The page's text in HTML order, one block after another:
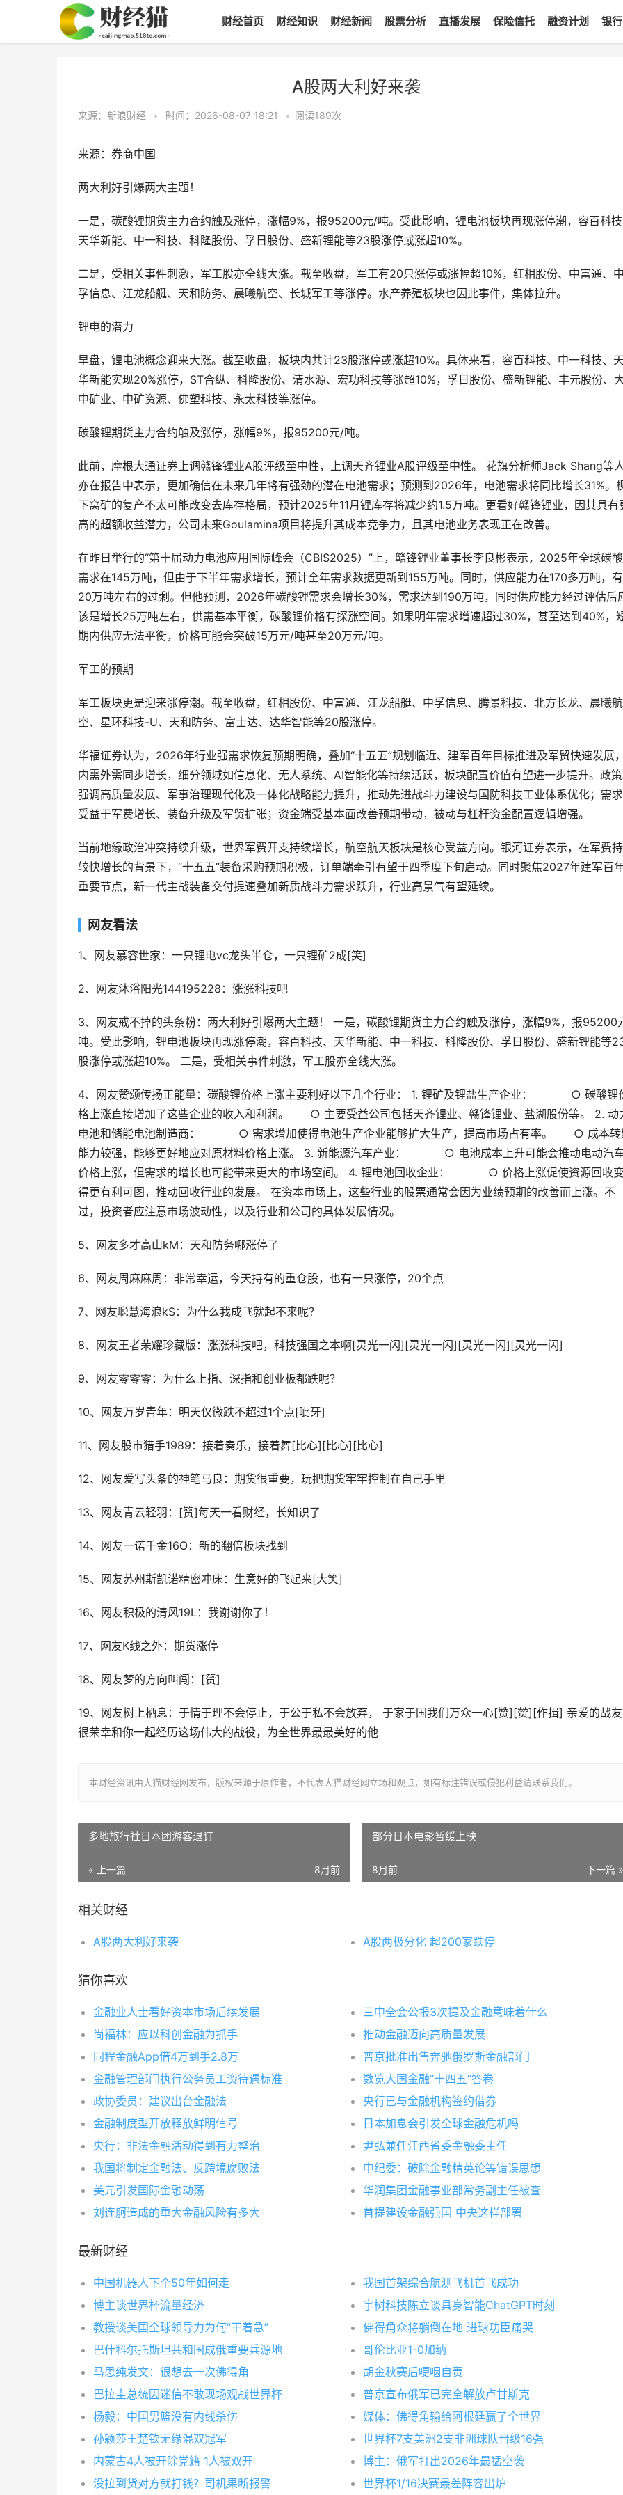
财经首页 财经知识 财经新闻 股票分析 直播发展 保险信托 融资计划 银
A股两大利好来袭
来源：新浪财经 • 时间：2026-08-07 18:21 • 阅读189次
来源：券商中国
两大利好引爆两大主题！
一是，碳酸锂期货主力合约触及涨停，涨幅9%，报95200元/吨。受此影响，锂电池板块再现涨停潮，容百科
天华新能、中一科技、科隆股份、孚日股份、盛新锂能等23股涨停或涨超10%。
二是，受相关事件刺激，军工股亦全线大涨。截至收盘，军工有20只涨停或涨幅超10%，红相股份、中富通、
孚信息、江龙船艇、天和防务、晨曦航空、长城军工等涨停。水产养殖板块也因此事件，集体拉升。
锂电的潜力
早盘，锂电池概念迎来大涨。截至收盘，板块内共计23股涨停或涨超10%。具体来看，容百科技、中一科技、
华新能实现20%涨停，ST合纵、科隆股份、清水源、宏功科技等涨超10%，孚日股份、盛新锂能、丰元股份、
中矿业、中矿资源、佛塑科技、永太科技等涨停。
碳酸锂期货主力合约触及涨停，涨幅9%，报95200元/吨。
此前，摩根大通证券上调赣锋锂业A股评级至中性，上调天齐锂业A股评级至中性。 花旗分析师Jack Shang等
亦在报告中表示，更加确信在未来几年将有强劲的潜在电池需求；预测到2026年，电池需求将同比增长31%。
下窝矿的复产不太可能改变去库存格局，预计2025年11月锂库存将减少约1.5万吨。更看好赣锋锂业，因其具有
高的超额收益潜力，公司未来Goulamina项目将提升其成本竞争力，且其电池业务表现正在改善。
在昨日举行的“第十届动力电池应用国际峰会（CBIS2025）”上，赣锋锂业董事长李良彬表示，2025年全球碳
需求在145万吨，但由于下半年需求增长，预计全年需求数据更新到155万吨。同时，供应能力在170多万吨，有
20万吨左右的过剩。但他预测，2026年碳酸锂需求会增长30%，需求达到190万吨，同时供应能力经过评估后
该是增长25万吨左右，供需基本平衡，碳酸锂价格有探涨空间。如果明年需求增速超过30%，甚至达到40%，
期内供应无法平衡，价格可能会突破15万元/吨甚至20万元/吨。
军工的预期
军工板块更是迎来涨停潮。截至收盘，红相股份、中富通、江龙船艇、中孚信息、腾景科技、北方长龙、晨曦航
空、星环科技-U、天和防务、富士达、达华智能等20股涨停。
华福证券认为，2026年行业强需求恢复预期明确，叠加“十五五”规划临近、建军百年目标推进及军贸快速发展
内需外需同步增长，细分领域如信息化、无人系统、AI智能化等持续活跃，板块配置价值有望进一步提升。政
强调高质量发展、军事治理现代化及一体化战略能力提升，推动先进战斗力建设与国防科技工业体系优化；需
受益于军费增长、装备升级及军贸扩张；资金端受基本面改善预期带动，被动与杠杆资金配置逻辑增强。
当前地缘政治冲突持续升级，世界军费开支持续增长，航空航天板块是核心受益方向。银河证券表示，在军费
较快增长的背景下，“十五五”装备采购预期积极，订单端牵引有望于四季度下旬启动。同时聚焦2027年建军百
重要节点，新一代主战装备交付提速叠加新质战斗力需求跃升，行业高景气有望延续。
网友看法
1、网友慕容世家：一只锂电vc龙头半仓，一只锂矿2成[笑]
2、网友沐浴阳光144195228：涨涨科技吧
3、网友戒不掉的头条粉：两大利好引爆两大主题！ 一是，碳酸锂期货主力合约触及涨停，涨幅9%，报95200
吨。受此影响，锂电池板块再现涨停潮，容百科技、天华新能、中一科技、科隆股份、孚日股份、盛新锂能等
股涨停或涨超10%。 二是，受相关事件刺激，军工股亦全线大涨。
4、网友赞颂传扬正能量：碳酸锂价格上涨主要利好以下几个行业： 1. 锂矿及锂盐生产企业： ○ 碳酸锂
格上涨直接增加了这些企业的收入和利润。 ○ 主要受益公司包括天齐锂业、赣锋锂业、盐湖股份等。 2. 动
电池和储能电池制造商： ○ 需求增加使得电池生产企业能够扩大生产，提高市场占有率。 ○ 成本转
能力较强，能够更好地应对原材料价格上涨。 3. 新能源汽车产业： ○ 电池成本上升可能会推动电动汽
价格上涨，但需求的增长也可能带来更大的市场空间。 4. 锂电池回收企业： ○ 价格上涨促使资源回收
得更有利可图，推动回收行业的发展。 在资本市场上，这些行业的股票通常会因为业绩预期的改善而上涨。不
过，投资者应注意市场波动性，以及行业和公司的具体发展情况。
5、网友多才高山kM：天和防务哪涨停了
6、网友周麻麻周：非常幸运，今天持有的重仓股，也有一只涨停，20个点
7、网友聪慧海浪kS：为什么我成飞就起不来呢？
8、网友王者荣耀珍藏版：涨涨科技吧，科技强国之本啊[灵光一闪][灵光一闪][灵光一闪][灵光一闪]
9、网友零零零：为什么上指、深指和创业板都跌呢？
10、网友万岁青年：明天仅微跌不超过1个点[呲牙]
11、网友股市猎手1989：接着奏乐，接着舞[比心][比心][比心]
12、网友爱写头条的神笔马良：期货很重要，玩把期货牢牢控制在自己手里
13、网友青云轻羽：[赞]每天一看财经，长知识了
14、网友一诺千金16O：新的翻倍板块找到
15、网友苏州斯凯诺精密冲床：生意好的飞起来[大笑]
16、网友积极的清风19L：我谢谢你了！
17、网友K线之外：期货涨停
18、网友梦的方向叫闯：[赞]
19、网友树上栖息：于情于理不会停止，于公于私不会放弃， 于家于国我们万众一心[赞][赞][作揖] 亲爱的战
很荣幸和你一起经历这场伟大的战役，为全世界最最美好的他
本财经资讯由大猫财经网发布，版权来源于原作者，不代表大猫财经网立场和观点，如有标注错误或侵犯利益请联系我们。
多地旅行社日本团游客退订
« 上一篇 8月前
部分日本电影暂缓上映
下一篇 »
8月前
相关财经
A股两大利好来袭 A股两极分化 超200家跌停
猜你喜欢
金融业人士看好资本市场后续发展
三中全会公报3次提及金融意味着什么
尚福林：应以科创金融为抓手
推动金融迈向高质量发展
同程金融App借4万到手2.8万
普京批准出售奔驰俄罗斯金融部门
金融管理部门执行公务员工资待遇标准
数览大国金融“十四五”答卷
政协委员：建议出台金融法
央行已与金融机构签约借券
金融制度型开放释放鲜明信号
日本加息会引发全球金融危机吗
央行：非法金融活动得到有力整治
尹弘兼任江西省委金融委主任
我国将制定金融法、反跨境腐败法
中纪委：破除金融精英论等错误思想
美元引发国际金融动荡
华润集团金融事业部常务副主任被查
刘连舸造成的重大金融风险有多大
首提建设金融强国 中央这样部署
最新财经
中国机器人下个50年如何走
我国首架综合航测飞机首飞成功
博主谈世界杯流量经济
宇树科技陈立谈具身智能ChatGPT时刻
教授谈美国全球领导力为何“干着急”
佛得角众将躺倒在地 进球功臣痛哭
巴什科尔托斯坦共和国成俄重要兵源地
哥伦比亚1-0加纳
马思纯发文：很想去一次佛得角
胡金秋赛后哽咽自责
巴拉圭总统因迷信不敢现场观战世界杯
普京宣布俄军已完全解放卢甘斯克
杨毅：中国男篮没有内线杀伤
媒体：佛得角输给阿根廷赢了全世界
孙颖莎王楚钦无缘混双冠军
世界杯7支美洲2支非洲球队晋级16强
内蒙古4人被开除党籍 1人被双开
博主：俄军打出2026年最猛空袭
没拉到货对方就打钱？司机果断报警
世界杯1/16决赛最差阵容出炉